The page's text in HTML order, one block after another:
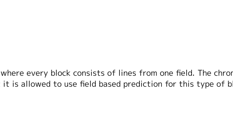
every block consists of lines from one field. The
it is allowed to use field based prediction for this type of